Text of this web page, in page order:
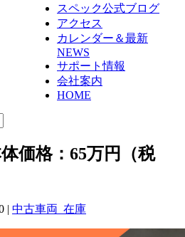
スペック公式ブログ
アクセス
カレンダー＆最新
NEWS
サポート情報
会社案内
HOME
価格：65万円（税
| 中古車両_在庫